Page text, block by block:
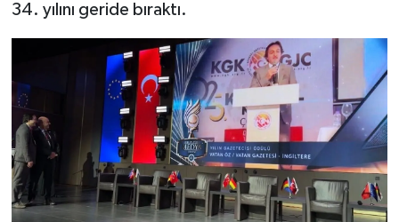
34. yılını geride bıraktı.